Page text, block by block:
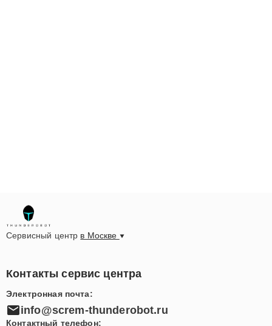
Сервисный центр в Москве
Контакты сервис центра
Электронная почта:
info@screm-thunderobot.ru
Контактный телефон: